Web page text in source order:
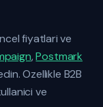
fiyatlari ve
,Postmark
Ozellikle B2B
ve